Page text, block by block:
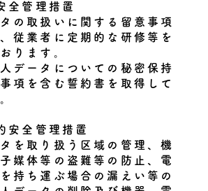
全管理措置
の取扱いに関する留意事項
従業者に定期的な研修等を
ります。
データについての秘密保持
項を含む誓約書を取得して
安全管理措置
を取り扱う区域の管理、機
媒体等の盗難等の防止、電
持ち運ぶ場合の漏えい等の